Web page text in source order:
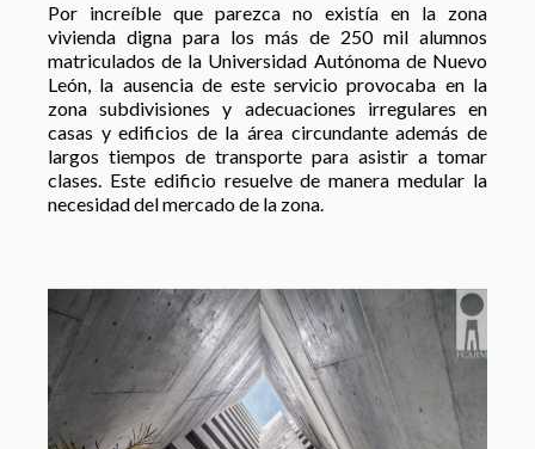
Por increíble que parezca no existía en la zona
vivienda digna para los más de 250 mil alumnos
matriculados de la Universidad Autónoma de Nuevo
León, la ausencia de este servicio provocaba en la
zona subdivisiones y adecuaciones irregulares en
casas y edificios de la área circundante además de
largos tiempos de transporte para asistir a tomar
clases. Este edificio resuelve de manera medular la
necesidad del mercado de la zona.